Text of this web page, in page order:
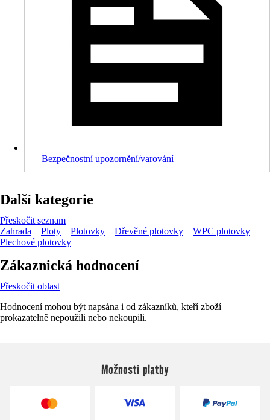
Bezpečnostní upozornění/varování
Další kategorie
Přeskočit seznam
Zahrada
Ploty Plotovky Dřevěné plotovky
WPC plotovky
Plechové plotovky
Zákaznická hodnocení
Přeskočit oblast
Hodnocení mohou být napsána i od zákazníků, kteří zboží
prokazatelně nepoužili nebo nekoupili.
Možnosti platby